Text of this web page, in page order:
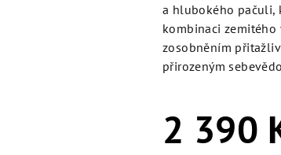
5
hvězdiček.
a hlubokého pačuli,
kombinaci
zosobněním
přirozeným
2 390